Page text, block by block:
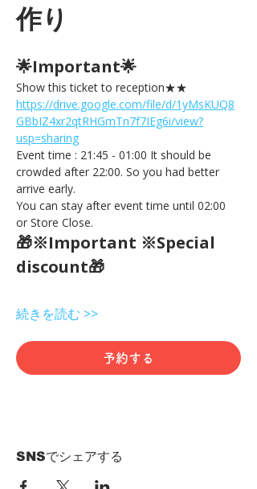
作り
🌟Important🌟
Show this ticket to reception★★
https://drive.google.com/file/d/1yMsKUQ8
GBbIZ4xr2qtRHGmTn7f7IEg6i/view?
usp=sharing
Event time : 21:45 - 01:00 It should be
crowded after 22:00. So you had better
arrive early.
You can stay after event time until 02:00
or Store Close.
🎁※Important ※Special
discount🎁
続きを読む >>
予約する
SNSでシェアする